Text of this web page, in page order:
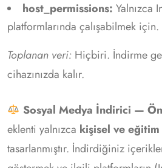
host_permissions: Yalnızca
platformlarında çalışabilmek için.
Toplanan veri: Hiçbiri. İndirme
cihazınızda kalır.
Sosyal Medya İndirici —
eklenti yalnızca kişisel ve eğitim
tasarlanmıştır. İndirdiğiniz